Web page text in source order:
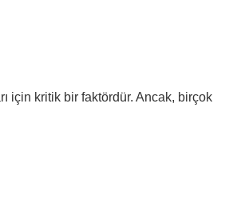
için kritik bir faktördür. Ancak, birçok